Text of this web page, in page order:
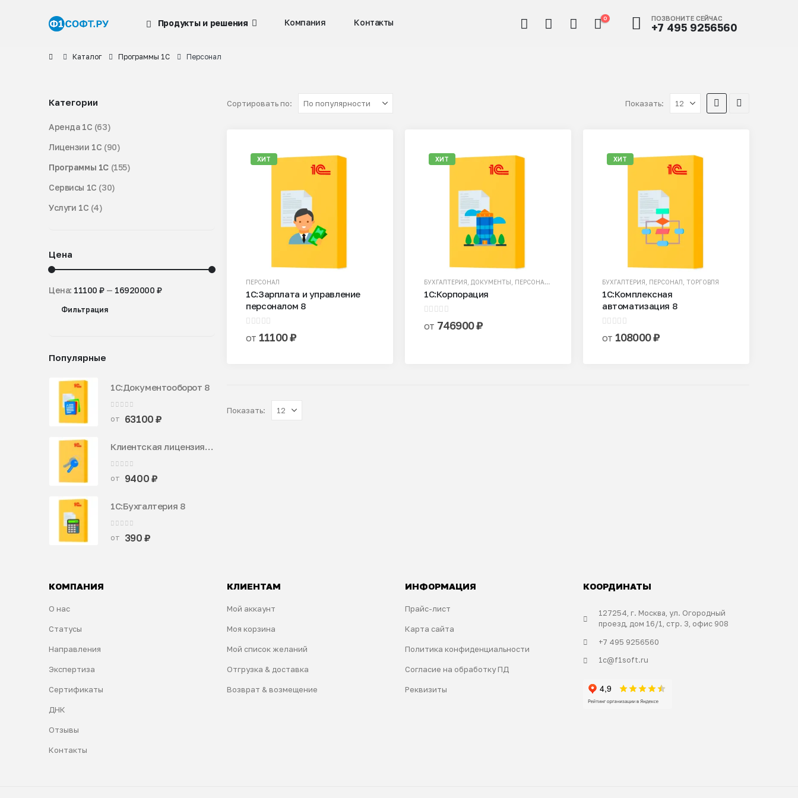
Продукты и решения Компания Контакты 0 ПОЗВОНИТЕ СЕЙЧАС
+7 495 9256560
Каталог Программы 1С Персонал
Сортировать по: Показать:
ХИТ
ПЕРСОНАЛ
1С:Зарплата и управление
персоналом 8
из 5
от 11100₽
ХИТ
БУХГАЛТЕРИЯ ДОКУМЕНТЫ ПЕРСОНАЛ , ,ТОРГОВЛЯ,ФИНАНСЫ
1С:Корпорация
из 5
от 746900₽
ХИТ
БУХГАЛТЕРИЯ ПЕРСОНАЛ ТОРГОВЛЯ
1С:Комплексная
автоматизация 8
из 5
от 108000₽
Показать:
Категории
Аренда 1С (63)
Лицензии 1С (90)
Программы 1С (155)
Сервисы 1С (30)
Услуги 1С (4)
Цена
Минимальная
Максимальная
Фильтрация
Цена: 11100 ₽— 16920000 ₽
Популярные
1С:Документооборот 8
из 5
от 63100₽
Клиентская лицензия 1С:Предприятие 8
из 5
от 9400 ₽
1С:Бухгалтерия 8
из 5
от 390₽
КОМПАНИЯ
О нас
Статусы
Направления
Экспертиза
Сертификаты
ДНК
Отзывы
Контакты
КЛИЕНТАМ
Мой аккаунт
Моя корзина
Мой список желаний
Отгрузка & доставка
Возврат & возмещение
ИНФОРМАЦИЯ
Прайс-лист
Карта сайта
Политика конфиденциальности
Согласие на обработку ПД
Реквизиты
КООРДИНАТЫ
127254, г. Москва, ул. Огородный
проезд, дом 16/1, стр. 3, офис 908
+7 495 9256560
1c@f1soft.ru